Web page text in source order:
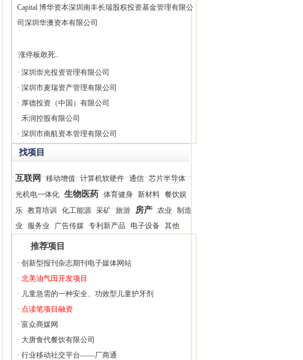
Capital 博华资本深圳南丰长瑞股权投资基金管理有限公
司 深圳华澳资本有限公司
涨停板敢死..
· 深圳崇光投资管理有限公司
· 深圳市麦瑞资产管理有限公司
· 厚德投资（中国）有限公司
· 禾润控股有限公司
· 深圳市南航资本管理有限公司
找项目
互联网 移动增值 计算机软硬件 通信 芯片半导体
光机电一体化 生物医药 体育健身 新材料 餐饮娱
乐 教育培训 化工能源 采矿 旅游 房产 农业
制造
业
服务业 广告传媒 专利新产品 电子设备 其他
推荐项目
· 创新型报刊杂志期刊电子媒体网站
· 北美油气田开发项目
· 儿童急需的一种安全、功效型儿童护牙剂
· 点读笔项目融资
· 富众商媒网
· 大唐食代餐饮有限公司
· 行业移动社交平台——厂商通